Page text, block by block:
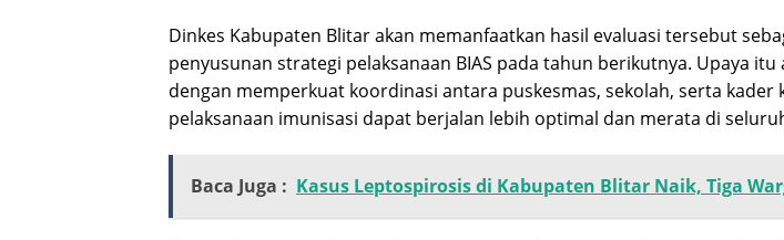
Dinkes Kabupaten Blitar akan memanfaatkan hasil evaluasi tersebut
penyusunan strategi pelaksanaan BIAS pada tahun berikutnya. Upaya itu
dengan memperkuat koordinasi antara puskesmas, sekolah, serta kader
pelaksanaan imunisasi dapat berjalan lebih optimal dan merata di
Baca Juga : Kasus Leptospirosis di Kabupaten Blitar Naik, Tiga